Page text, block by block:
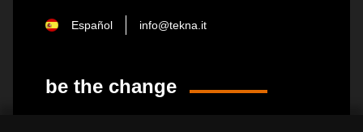
Español info@tekna.it
be the change